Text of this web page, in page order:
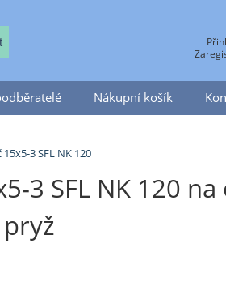
Nákupní košík
3 SFL NK 120
3 SFL NK 120